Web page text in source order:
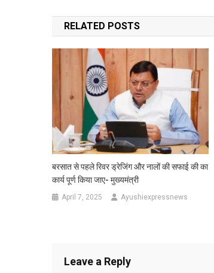
navigation
RELATED POSTS
बरसात से पहले रिवर ड्रेजिंग और नालों की सफाई की का
कार्य पूर्ण किया जाए- मुख्यमंत्री
April 7, 2025 Ayushiexpressnews
Leave a Reply